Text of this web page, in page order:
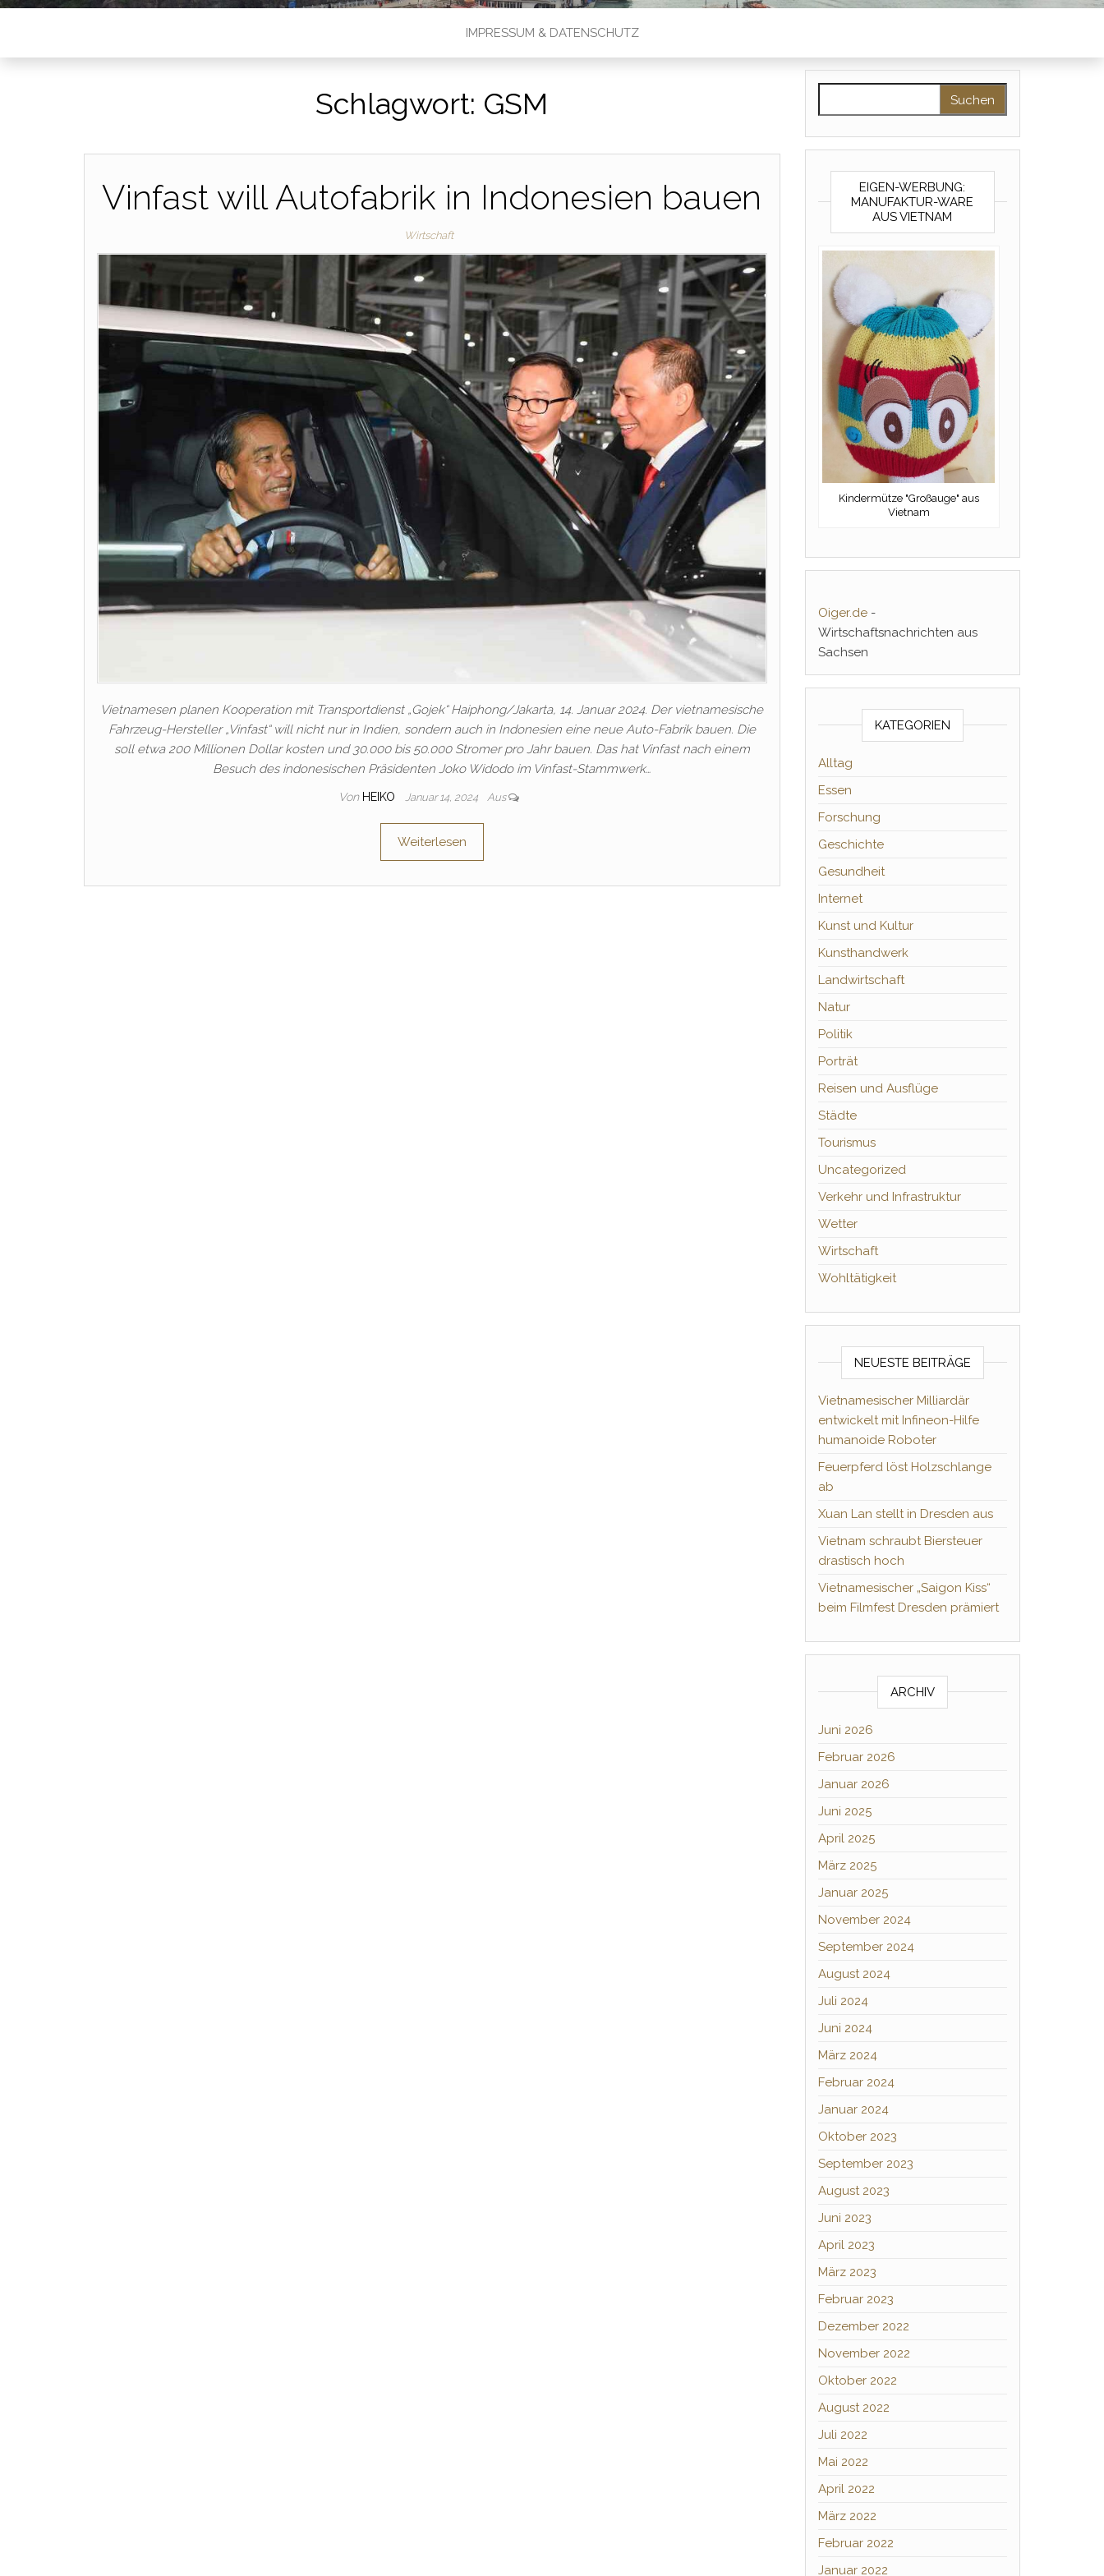
IMPRESSUM & DATENSCHUTZ
Schlagwort: GSM
Vinfast will Autofabrik in Indonesien bauen
Wirtschaft
Vietnamesen planen Kooperation mit Transportdienst „Gojek“ Haiphong/Jakarta, 14. Januar 2024. Der vietnamesische
Fahrzeug-Hersteller „Vinfast“ will nicht nur in Indien, sondern auch in Indonesien eine neue Auto-Fabrik bauen. Die
soll etwa 200 Millionen Dollar kosten und 30.000 bis 50.000 Stromer pro Jahr bauen. Das hat Vinfast nach einem
Besuch des indonesischen Präsidenten Joko Widodo im Vinfast-Stammwerk…
Von HEIKO Januar 14, 2024 Aus
Weiterlesen
EIGEN-WERBUNG:
MANUFAKTUR-WARE
AUS VIETNAM
Kindermütze "Großauge" aus
Vietnam
Oiger.de-
Wirtschaftsnachrichten aus
Sachsen
KATEGORIEN
Alltag
Essen
Forschung
Geschichte
Gesundheit
Internet
Kunst und Kultur
Kunsthandwerk
Landwirtschaft
Natur
Politik
Porträt
Reisen und Ausflüge
Städte
Tourismus
Uncategorized
Verkehr und Infrastruktur
Wetter
Wirtschaft
Wohltätigkeit
NEUESTE BEITRÄGE
Vietnamesischer Milliardär
entwickelt mit Infineon-Hilfe
humanoide Roboter
Feuerpferd löst Holzschlange
ab
Xuan Lan stellt in Dresden aus
Vietnam schraubt Biersteuer
drastisch hoch
Vietnamesischer „Saigon Kiss“
beim Filmfest Dresden prämiert
ARCHIV
Juni 2026
Februar 2026
Januar 2026
Juni 2025
April 2025
März 2025
Januar 2025
November 2024
September 2024
August 2024
Juli 2024
Juni 2024
März 2024
Februar 2024
Januar 2024
Oktober 2023
September 2023
August 2023
Juni 2023
April 2023
März 2023
Februar 2023
Dezember 2022
November 2022
Oktober 2022
August 2022
Juli 2022
Mai 2022
April 2022
März 2022
Februar 2022
Januar 2022